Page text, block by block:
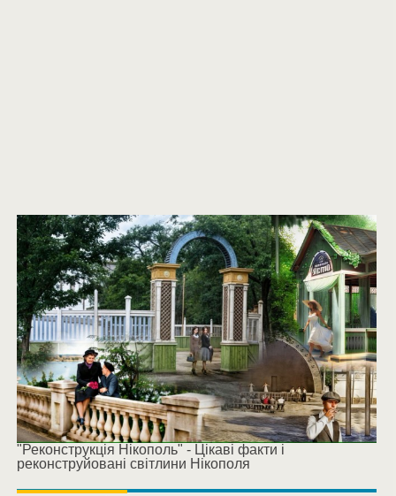
"Реконструкція Нікополь" - Цікаві факти і
реконструйовані світлини Нікополя